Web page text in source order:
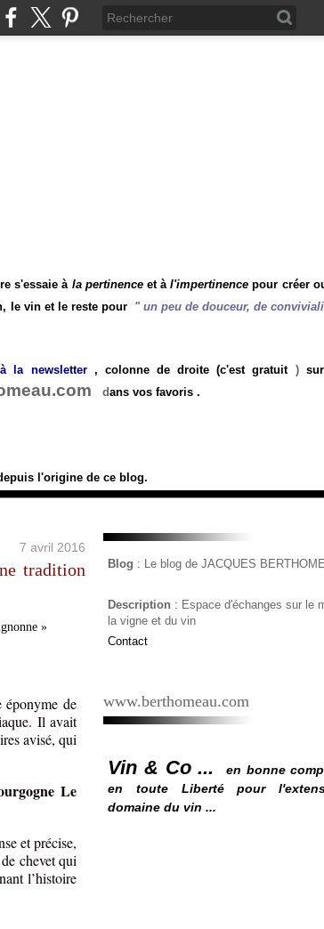
s'essaie à la pertinenceet àl'impertinence pour créer
le vin et le reste pour "un peu de douceur, de
la newsletter, colonne de droite (c'est gratuit)
dans vos favoris .
l'origine de ce blog.
7 avril 2016
tradition
de
Il avait
avisé, qui
Le
et précise,
chevet qui
l’histoire
Blog : Le blog de JACQUES
Description : Espace d'échanges sur le
la vigne et du vin
Contact
www.berthomeau.com
Vin & Co ...
en bonne
en toute Liberté pour
domaine du vin ...